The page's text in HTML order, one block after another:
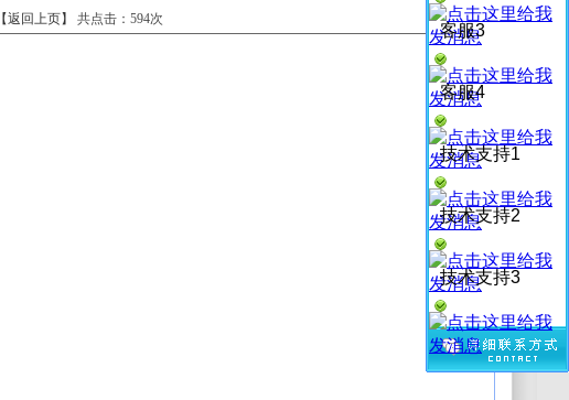
【返回上页】 共点击： 594次
客服3
客服4
技术支持1
技术支持2
技术支持3